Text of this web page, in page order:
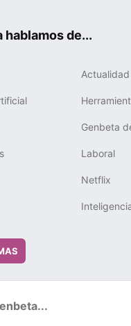
hablamos de...
Actualidad
Genbeta
Laboral
Netflix